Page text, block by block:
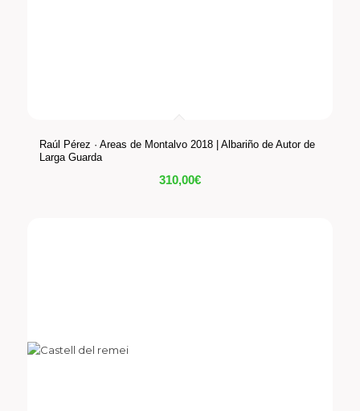
Raúl Pérez · Areas de Montalvo 2018 | Albariño de Autor de
Larga Guarda
310,00€